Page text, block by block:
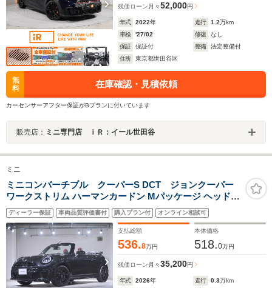
残価ローン 月々52,000円
年式 2022年 走行 1.2万km
車検
'27/02 修復
なし
保証
保証付 整備
法定整備付
住所
東京都世田谷区
無
料
在庫確認・見積依頼
カーセンサーアフター保証がBプランに付いています
販売店： ミニ専門店 ｉＲ：イール世田谷
ミニ
ミニコンバーチブル クーパーS DCT ジョンクーパー
ワークストリム ハーマンカードン Mパッケージ ヘッドア
ップディスプレイ 18AW
ディーラー保証 車両品質評価書付 購入プラン付 オンライン相談可
支払総額
536.8万円
本体価格
518.0万円
残価ローン 月々35,200円
年式 2026年 走行 0.3万km